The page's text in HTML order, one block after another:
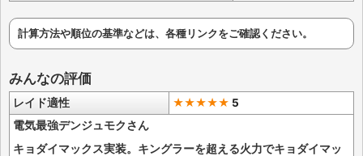
計算方法や順位の基準などは、各種リンクをご確認ください。
みんなの評価
レイド適性 ★★★★★ 5
電気最強デンジュモクさん
キョダイマックス実装。キングラーを超える火力でキョダイマッ